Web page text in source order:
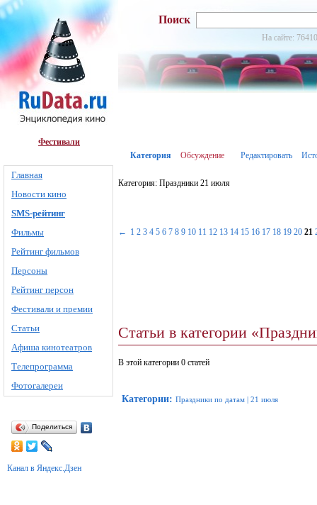
Фестивали
Главная
Новости кино
SMS-рейтинг
Фильмы
Рейтинг фильмов
Персоны
Рейтинг персон
Фестивали и премии
Статьи
Афиша кинотеатров
Телепрограмма
Фотогалереи
Поделиться
Канал в Яндекс.Дзен
Поиск
На сайте:
Категория Обсуждение Редактировать
Категория: Праздники 21 июля
← 1 2 3 4 5 6 7 8 9 10 11 12 13 14 15 16 17 18 19 20 21
Статьи в категории
В этой категории 0 статей
Категории: Праздники по датам | 21 июля